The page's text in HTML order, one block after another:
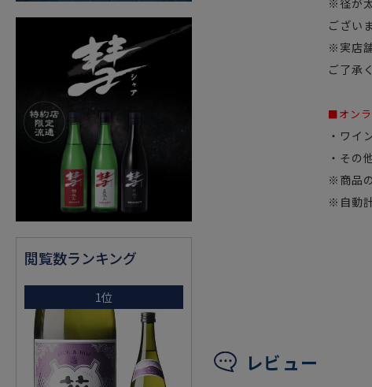
閲覧数ランキング
1位
ござい
※実店
ご了承
■オン
・ワイ
・その
※商品
※自動
レビュー